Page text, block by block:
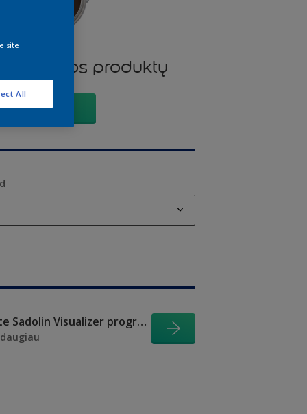
spalvos produktų
Eiti
Išbandykite Sadolin Visualizer programėlę
site
All